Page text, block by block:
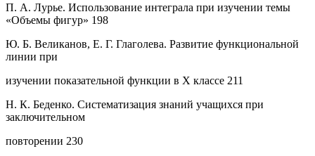
П. А. Лурье. Использование интеграла при изучении темы
«Объемы фигур» 198
Ю. Б. Великанов, Е. Г. Глаголева. Развитие функциональной
линии при
изучении показательной функции в X классе 211
Н. К. Беденко. Систематизация знаний учащихся при
заключительном
повторении 230